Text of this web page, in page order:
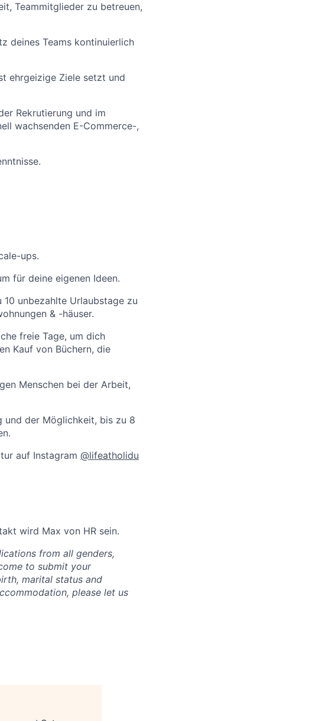
Teammitglieder zu betreuen,
deines Teams kontinuierlich
ehrgeizige Ziele setzt und
Rekrutierung und im
wachsenden E-Commerce-,
ups.
für deine eigenen Ideen.
unbezahlte Urlaubstage zu
& -häuser.
freie Tage, um dich
Kauf von Büchern, die
Menschen bei der Arbeit,
und der Möglichkeit, bis zu 8
auf Instagram @lifeatholidu
wird Max von HR sein.
from all genders,
to submit your
marital status and
please let us